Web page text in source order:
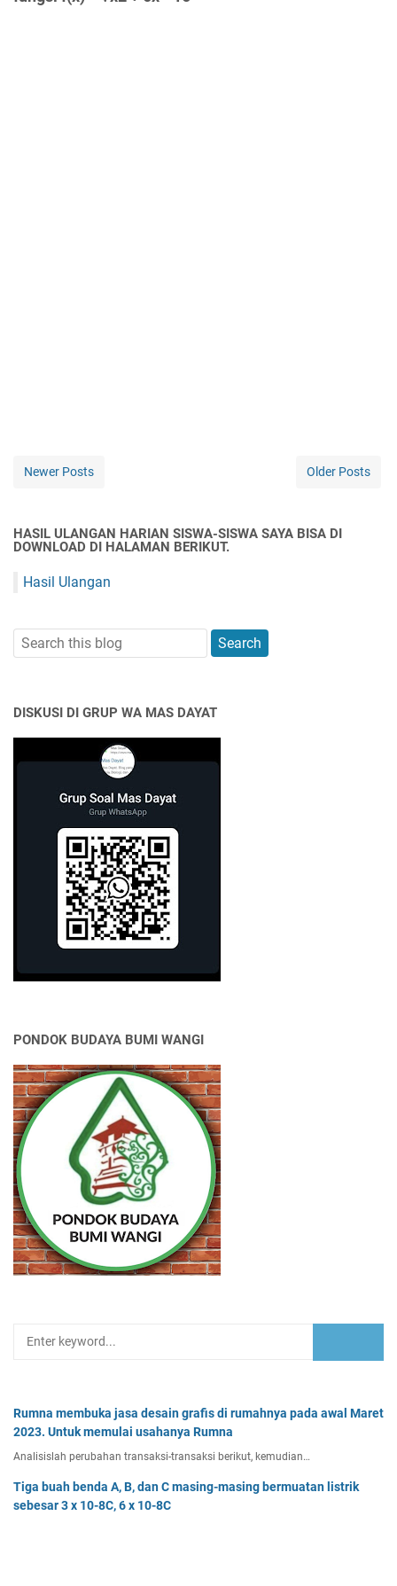
Newer Posts Older Posts
HASIL ULANGAN HARIAN SISWA-SISWA SAYA BISA DI
DOWNLOAD DI HALAMAN BERIKUT.
Hasil Ulangan
DISKUSI DI GRUP WA MAS DAYAT
PONDOK BUDAYA BUMI WANGI
Rumna membuka jasa desain grafis di rumahnya pada awal Maret
2023. Untuk memulai usahanya Rumna
Analisislah perubahan transaksi-transaksi berikut, kemudian…
Tiga buah benda A, B, dan C masing-masing bermuatan listrik
sebesar 3 x 10-8C, 6 x 10-8C